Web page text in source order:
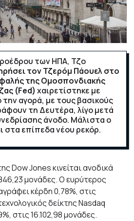
των ΗΠΑ, Τζο
τον Τζερόμ Πάουελ στο
της Ομοσπονδιακής
(Fed) χαιρετίστηκε με
αγορά, με τους βασικούς
τη Δευτέρα, λίγο μετά
άνοδο. Μάλιστα ο
στα επίπεδα νέου ρεκόρ.
Dow Jones κινείται ανοδικά
μονάδες. Ο ευρύτερος
κέρδη 0,78%, στις
δείκτης Nasdaq
στις 16.102,98 μονάδες.